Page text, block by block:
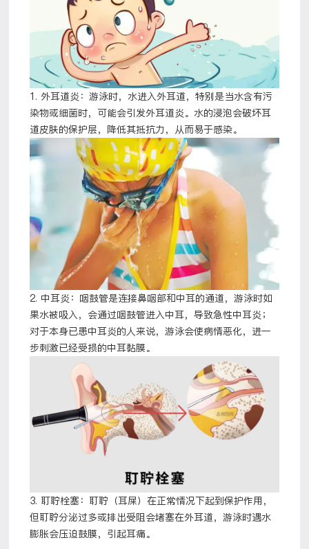
1. 外耳道炎：游泳时，水进入外耳道，特别是当水含有污
染物或细菌时，可能会引发外耳道炎。水的浸泡会破坏耳
道皮肤的保护层，降低其抵抗力，从而易于感染。
2. 中耳炎：咽鼓管是连接鼻咽部和中耳的通道，游泳时如
果水被吸入，会通过咽鼓管进入中耳，导致急性中耳炎；
对于本身已患中耳炎的人来说，游泳会使病情恶化，进一
步刺激已经受损的中耳黏膜。
3. 耵聍栓塞：耵聍（耳屎）在正常情况下起到保护作用，
但耵聍分泌过多或排出受阻会堵塞在外耳道，游泳时遇水
膨胀会压迫鼓膜，引起耳痛。